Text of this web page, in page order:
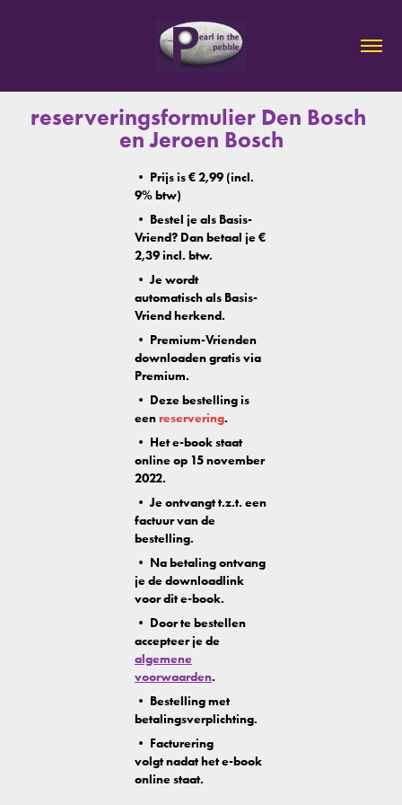
reserveringsformulier Den Bosch
en Jeroen Bosch
• Prijs is € 2,99 (incl.
9% btw)
• Bestel je als Basis-
Vriend? Dan betaal je €
2,39 incl. btw.
• Je wordt
automatisch als Basis-
Vriend herkend.
• Premium-Vrienden
downloaden gratis via
Premium.
• Deze bestelling is
eenreservering.
• Het e-book staat
online op 15 november
2022.
• Je ontvangt t.z.t. een
factuur van de
bestelling.
• Na betaling ontvang
je de downloadlink
voor dit e-book.
• Door te bestellen
accepteer je de
algemene
voorwaarden.
• Bestelling met
betalingsverplichting.
• Facturering
volgt nadat het e-book
online staat.